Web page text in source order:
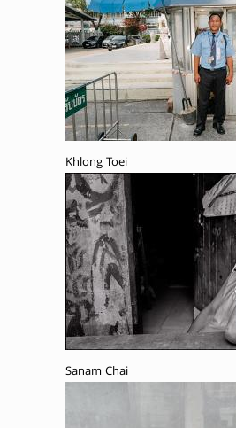
Khlong Toei
Sanam Chai